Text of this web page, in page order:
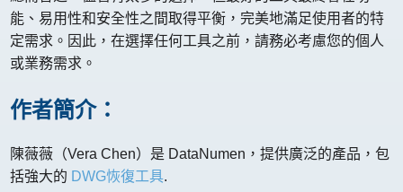
能、易用性和安全性之間取得平衡，完美地滿足使用者的特
定需求。因此，在選擇任何工具之前，請務必考慮您的個人
或業務需求。
作者簡介：
陳薇薇（Vera Chen）是 DataNumen，提供廣泛的產品，包
括強大的 DWG恢復工具.